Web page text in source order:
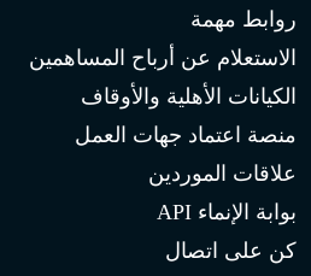
روابط مهمة
الاستعلام عن أرباح المساهمين
الكيانات الأهلية والأوقاف
منصة اعتماد جهات العمل
علاقات الموردين
بوابة الإنماء API
كن على اتصال